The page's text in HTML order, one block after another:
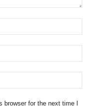
for the next time I